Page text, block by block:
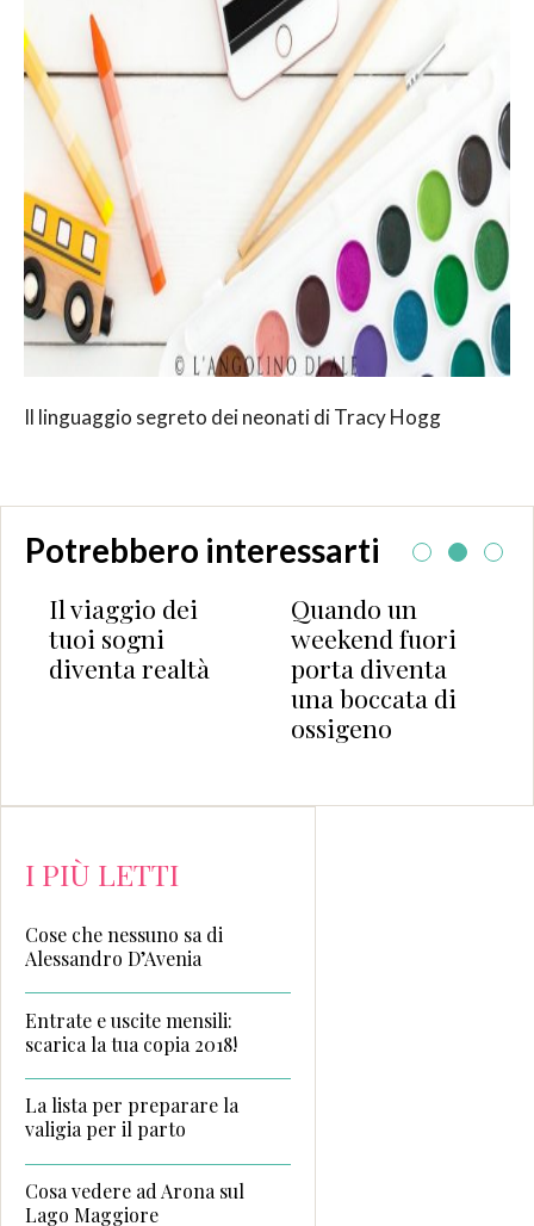
Il linguaggio segreto dei neonati di Tracy Hogg
Potrebbero interessarti
Il viaggio dei
tuoi sogni
diventa realtà
Quando un
weekend fuori
porta diventa
una boccata di
ossigeno
I PIÙ LETTI
Cose che nessuno sa di
Alessandro D’Avenia
Entrate e uscite mensili:
scarica la tua copia 2018!
La lista per preparare la
valigia per il parto
Cosa vedere ad Arona sul
Lago Maggiore